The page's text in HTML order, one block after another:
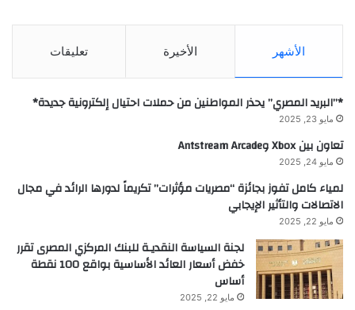
الأشهر الأخيرة تعليقات
*”البريد المصري” يحذر المواطنين من حملات احتيال إلكترونية جديدة*
مايو 23, 2025
تعاون بين Xbox وAntstream Arcade
مايو 24, 2025
لمياء كامل تفوز بجائزة “مصريات مؤثرات” تكريماً لدورها الرائد في مجال
الاتصالات والتأثير الإيجابي
مايو 22, 2025
لجنة السياسة النقديـة للبنك المركزي المصرى تقرر
خفض أسعار العائد الأساسية بواقع 100 نقطة
أساس
مايو 22, 2025